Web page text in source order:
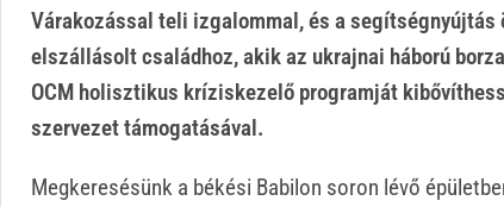
Várakozással teli izgalommal, és a segítségnyújtás
elszállásolt családhoz, akik az ukrajnai háború
OCM holisztikus kríziskezelő programját
szervezet támogatásával.
Megkeresésünk a békési Babilon soron lévő